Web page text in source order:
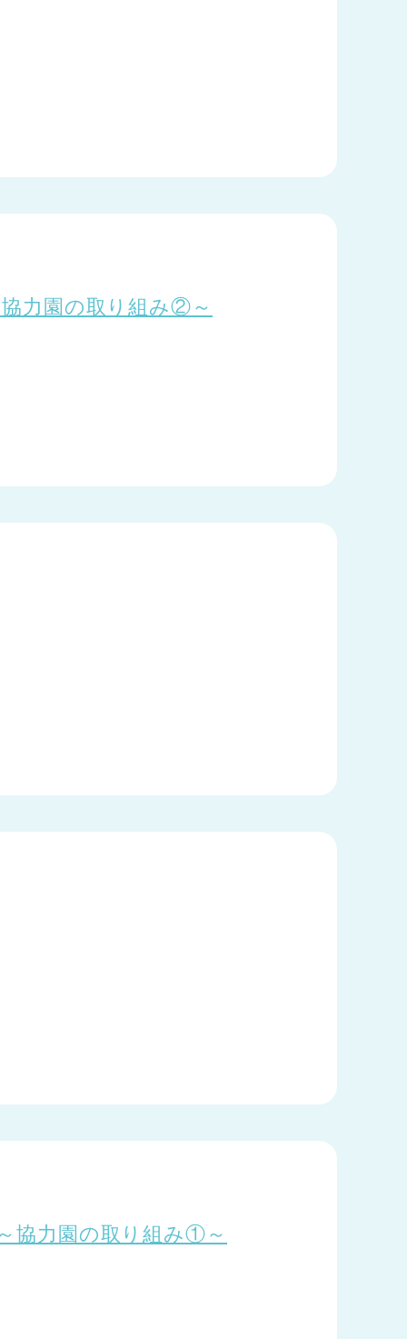
力園の取り組み②～
協力園の取り組み①～